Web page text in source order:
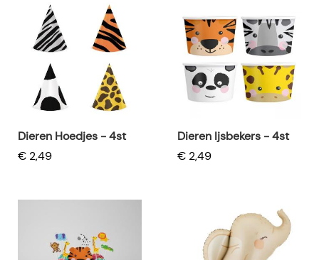
Dieren Hoedjes - 4st
€ 2,49
Dieren Ijsbekers - 4st
€ 2,49